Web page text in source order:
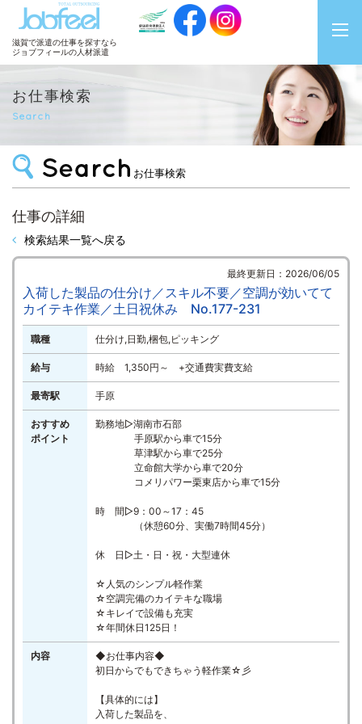
JobFeel
滋賀で派遣の仕事を探すなら
ジョブフィールの人材派遣
お仕事検索
Search
お仕事検索
仕事の詳細
検索結果一覧へ戻る
最終更新日：2026/06/05
入荷した製品の仕分け／スキル不要／空調が効いてて
カイテキ作業／土日祝休み No.177-231
職種 仕分け,日勤,梱包,ピッキング
給与 時給 1,350円～ +交通費実費支給
最寄駅 手原
おすすめ
ポイント
勤務地▷湖南市石部
手原駅から車で15分
草津駅から車で25分
立命館大学から車で20分
コメリパワー栗東店から車で15分
時 間▷9：00～17：45
（休憩60分、実働7時間45分）
休 日▷土・日・祝・大型連休
☆人気のシンプル軽作業
☆空調完備のカイテキな職場
☆キレイで設備も充実
☆年間休日125日！
内容
◆お仕事内容◆
初日からでもできちゃう軽作業☆彡
【具体的には】
入荷した製品を、